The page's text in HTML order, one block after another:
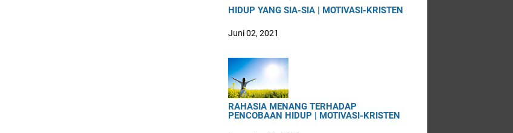
HIDUP YANG SIA-SIA | MOTIVASI-KRISTEN
Juni 02, 2021
RAHASIA MENANG TERHADAP
PENCOBAAN HIDUP | MOTIVASI-KRISTEN